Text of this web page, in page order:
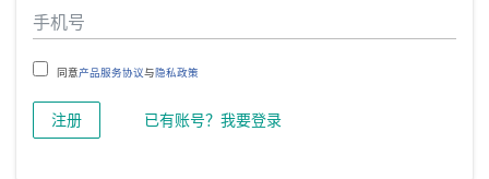
同意产品服务协议与隐私政策
注册 已有账号？我要登录